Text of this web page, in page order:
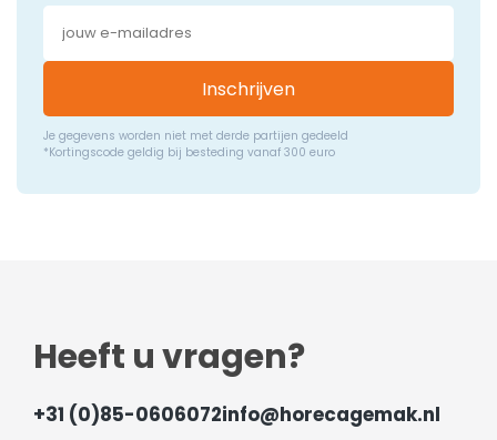
Inschrijven
Je gegevens worden niet met derde partijen gedeeld
*Kortingscode geldig bij besteding vanaf 300 euro
Heeft u vragen?
+31 (0)85-0606072info@horecagemak.nl